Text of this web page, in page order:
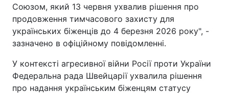
Союзом, який 13 червня ухвалив рішення про
продовження тимчасового захисту для
українських біженців до 4 березня 2026 року", -
зазначено в офіційному повідомленні.
У контексті агресивної війни Росії проти України
Федеральна рада Швейцарії ухвалила рішення
про надання українським біженцям статусу